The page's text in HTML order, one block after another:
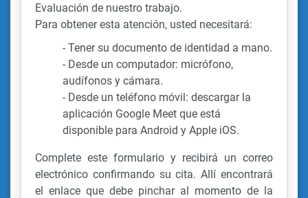
Evaluación de nuestro trabajo.
Para obtener esta atención, usted necesitará:
- Tener su documento de identidad a mano.
- Desde un computador: micrófono,
audífonos y cámara.
- Desde un teléfono móvil: descargar la
aplicación Google Meet que está
disponible para Android y Apple iOS.
Complete este formulario y recibirá un correo
electrónico confirmando su cita. Allí encontrará
el enlace que debe pinchar al momento de la